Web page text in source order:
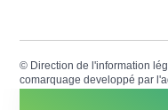
© Direction de l'information
comarquage developpé par l'